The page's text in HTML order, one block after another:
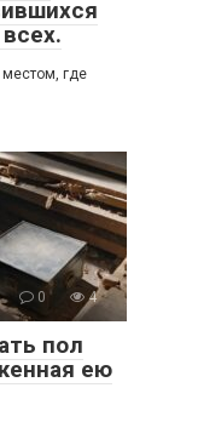
местом, где
0 4
пол
ею